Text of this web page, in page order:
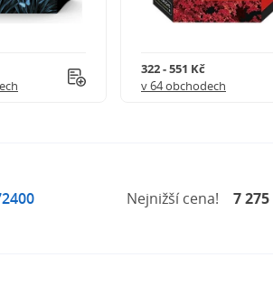
322 - 551 Kč
v 64 obchodech
Nejnižší cena! 7 275